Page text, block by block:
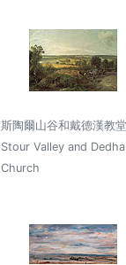
斯陶爾山谷和戴德漢教堂
Stour Valley and
Church